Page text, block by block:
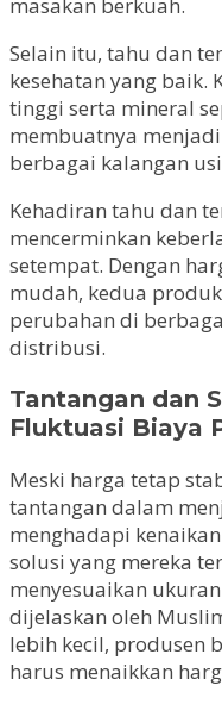
masakan berkuah.
Selain itu, tahu dan
kesehatan yang baik.
tinggi serta mineral
membuatnya
berbagai kalangan
Kehadiran tahu dan
mencerminkan
setempat. Dengan
mudah, kedua
perubahan di
distribusi.
Tantangan dan
Fluktuasi Biaya
Meski harga tetap
tantangan dalam
menghadapi
solusi yang mereka
menyesuaikan
dijelaskan oleh
lebih kecil, produsen
harus menaikkan